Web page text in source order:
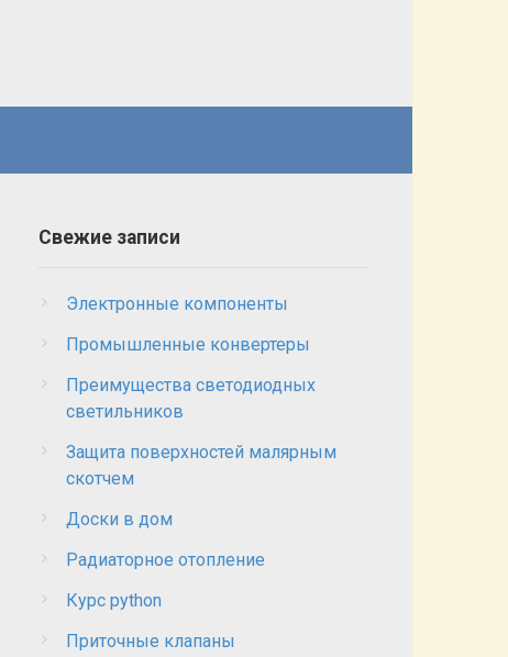
Свежие записи
Электронные компоненты
Промышленные конвертеры
Преимущества светодиодных
светильников
Защита поверхностей малярным
скотчем
Доски в дом
Радиаторное отопление
Курс python
Приточные клапаны